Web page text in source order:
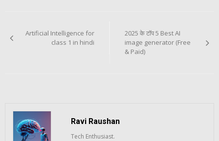
navigation
Artificial Intelligence for
class 1 in hindi
2025 के टॉप 5 Best AI
image generator (Free
& Paid)
Ravi Raushan
Tech Enthusiast.